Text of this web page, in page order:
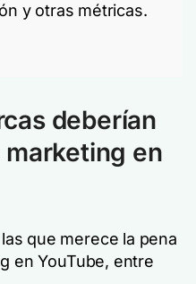
y otras métricas.
deberían
en
que merece la pena
en YouTube, entre